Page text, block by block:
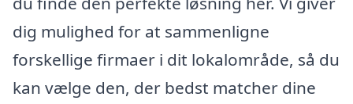
dig mulighed for at sammenligne
forskellige firmaer i dit lokalområde, så du
kan vælge den, der bedst matcher dine